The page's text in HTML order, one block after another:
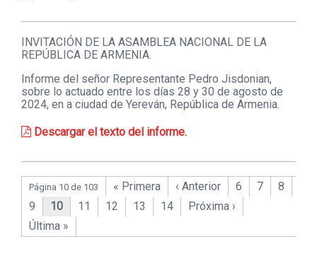
INVITACIÓN DE LA ASAMBLEA NACIONAL DE LA
REPÚBLICA DE ARMENIA.
Informe del señor Representante Pedro Jisdonian,
sobre lo actuado entre los días 28 y 30 de agosto de
2024, en a ciudad de Yereván, República de Armenia.
Descargar el texto del informe.
Página 10 de 103 « Primera ‹ Anterior 6 7
8
9
10 11 12 13 14
Próxima ›
Última »